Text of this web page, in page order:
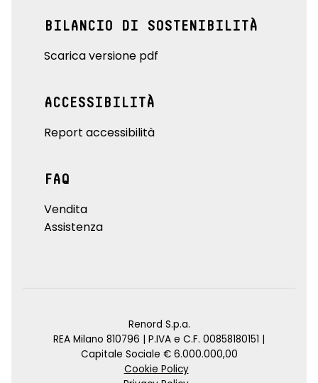
BILANCIO DI SOSTENIBILITÀ
Scarica versione pdf
ACCESSIBILITÀ
Report accessibilità
FAQ
Vendita
Assistenza
Renord S.p.a.
REA Milano 810796 | P.IVA e C.F. 00858180151 |
Capitale Sociale € 6.000.000,00
Cookie Policy